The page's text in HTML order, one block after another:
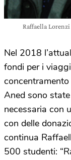
Raffaella
Nel 2018
fondi per i
Aned sono
necessaria con
con delle
continua
500 studenti: